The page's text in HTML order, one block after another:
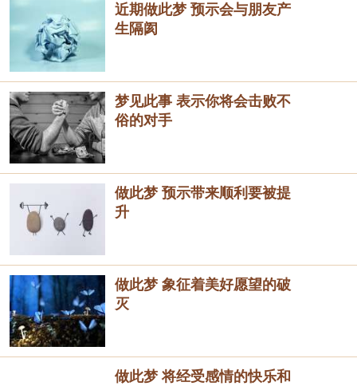
近期做此梦 预示会与朋友产
生隔阂
梦见此事 表示你将会击败不
俗的对手
做此梦 预示带来顺利要被提
升
做此梦 象征着美好愿望的破
灭
做此梦 将经受感情的快乐和